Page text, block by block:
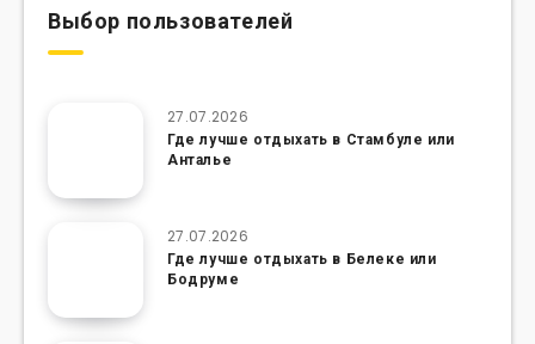
Выбор пользователей
27.07.2026
Где лучше отдыхать в Стамбуле или
Анталье
27.07.2026
Где лучше отдыхать в Белеке или
Бодруме